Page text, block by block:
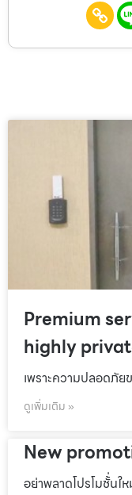
Premium
highly
เพราะความปลอดภั
ดูเพิ่มเติม »
New
อย่าพลาดโปรโมชั้่นใ